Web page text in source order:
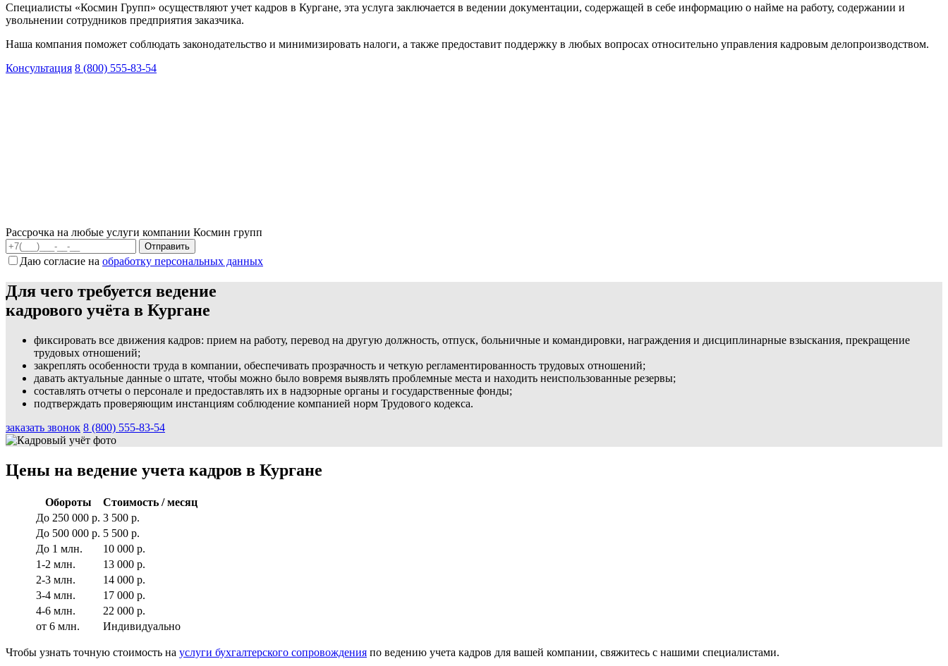
Специалисты «Космин Групп» осуществляют учет кадров в Кургане, эта услуга заключается в ведении документации, содержащей в себе информацию о найме на работу, содержании и
увольнении сотрудников предприятия заказчика.
Наша компания поможет соблюдать законодательство и минимизировать налоги, а также предоставит поддержку в любых вопросах относительно управления кадровым делопроизводством.
Консультация 8 (800) 555-83-54
Рассрочка на любые услуги компании Космин групп
Даю согласие на обработку персональных данных
Для чего требуется ведение
кадрового учёта в Кургане
фиксировать все движения кадров: прием на работу, перевод на другую должность, отпуск, больничные и командировки, награждения и дисциплинарные взыскания, прекращение
трудовых отношений;
закреплять особенности труда в компании, обеспечивать прозрачность и четкую регламентированность трудовых отношений;
давать актуальные данные о штате, чтобы можно было вовремя выявлять проблемные места и находить неиспользованные резервы;
составлять отчеты о персонале и предоставлять их в надзорные органы и государственные фонды;
подтверждать проверяющим инстанциям соблюдение компанией норм Трудового кодекса.
заказать звонок 8 (800) 555-83-54
Цены на ведение учета кадров в Кургане
Обороты
Стоимость / месяц
До 250 000 р. 3 500 р.
До 500 000 р. 5 500 р.
До 1 млн.
10 000 р.
1-2 млн.
13 000 р.
2-3 млн.
14 000 р.
3-4 млн.
17 000 р.
4-6 млн.
22 000 р.
от 6 млн.
Индивидуально
Чтобы узнать точную стоимость на услуги бухгалтерского сопровождения по ведению учета кадров для вашей компании, свяжитесь с нашими специалистами.